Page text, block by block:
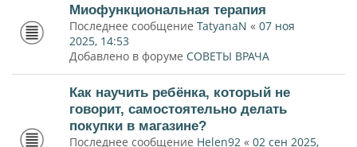
Миофункциональная терапия
Последнее сообщение TatyanaN « 07 ноя
2025, 14:53
Добавлено в форуме СОВЕТЫ ВРАЧА
Как научить ребёнка, который не
говорит, самостоятельно делать
покупки в магазине?
Последнее сообщение Helen92 « 02 сен 2025,